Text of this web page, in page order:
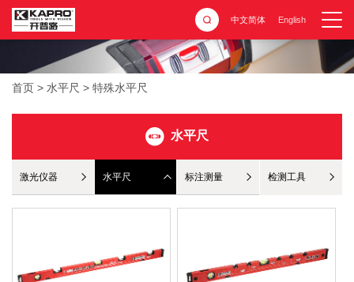
中文简体 English
首页 > 水平尺 > 特殊水平尺
水平尺
激光仪器 水平尺 标注测量 检测工具